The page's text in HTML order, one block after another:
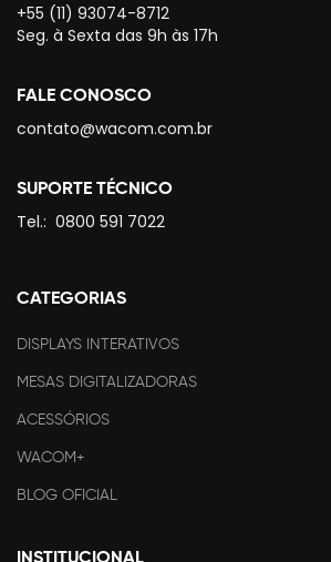
+55 (11) 93074-8712
Seg. à Sexta das 9h às 17h
FALE CONOSCO
contato@wacom.com.br
SUPORTE TÉCNICO
Tel.: 0800 591 7022
CATEGORIAS
DISPLAYS INTERATIVOS
MESAS DIGITALIZADORAS
ACESSÓRIOS
WACOM+
BLOG OFICIAL
INSTITUCIONAL